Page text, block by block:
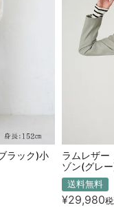
ラック)小
ラムレザー
ゾン(グレ
送料無料
¥29,980